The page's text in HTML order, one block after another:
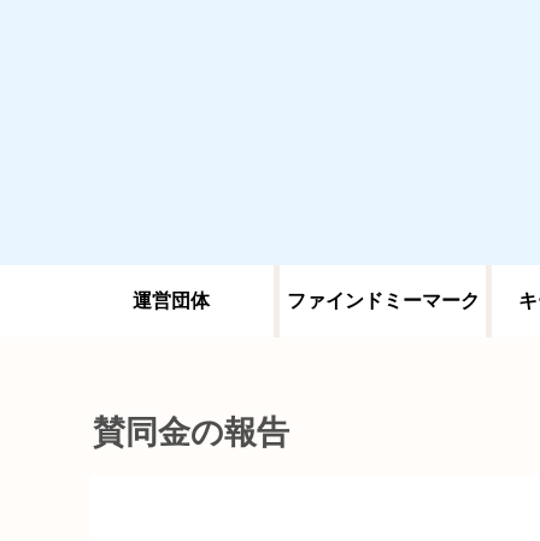
運営団体 ファインドミーマーク
賛同金の報告